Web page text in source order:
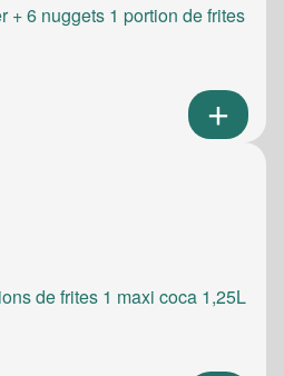
+ 6 nuggets 1 portion de frites
de frites 1 maxi coca 1,25L